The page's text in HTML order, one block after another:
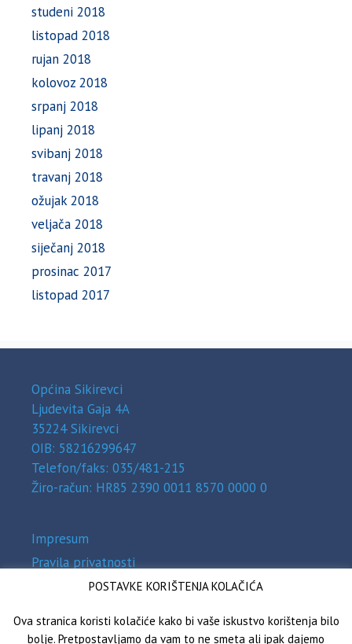
studeni 2018
listopad 2018
rujan 2018
kolovoz 2018
srpanj 2018
lipanj 2018
svibanj 2018
travanj 2018
ožujak 2018
veljača 2018
siječanj 2018
prosinac 2017
listopad 2017
Općina Sikirevci
Ljudevita Gaja 4A
35224 Sikirevci
OIB: 58216299647
Telefon/faks: 035/481-215
Žiro-račun: HR85 2390 0011 8570 0000 0
Impresum
Pravila privatnosti
Zaštita osobnih podataka (GDPR)
POSTAVKE KORIŠTENJA KOLAČIĆA
Ova stranica koristi kolačiće kako bi vaše iskustvo korištenja bilo
bolje. Pretpostavljamo da vam to ne smeta ali ipak dajemo